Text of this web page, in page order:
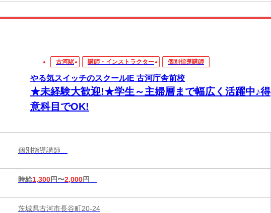
古河駅 講師・インストラクター 個別指導講師
やる気スイッチのスクールIE 古河庁舎前校
★未経験大歓迎!★学生～主婦層まで幅広く活躍中♪得
意科目でOK!
個別指導講師
時給1,300円〜2,000円
茨城県古河市長谷町20-24